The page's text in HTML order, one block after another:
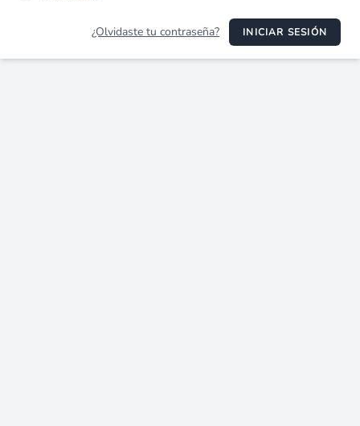
¿Olvidaste tu contraseña? INICIAR SESIÓN